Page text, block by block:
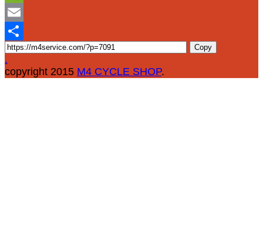
WeChat
Email
Share
Copy
.
copyright 2015 M4 CYCLE SHOP.